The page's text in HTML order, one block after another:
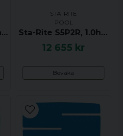
Sta-Rite S5P2R, 0.5hk / 0.37kW, 3-fas 400V
STA-RITE
POOL
Sta-Rite S5P2R, 1.0hk / 0.75kW, 3-fas 400V
12 655 kr
Bevaka